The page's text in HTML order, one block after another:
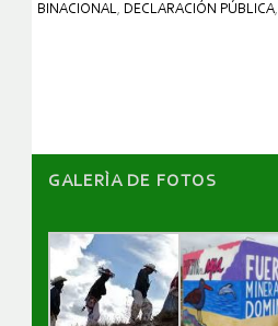
BINACIONAL, DECLARACIÓN PÚBLICA,
GALERÌA DE FOTOS